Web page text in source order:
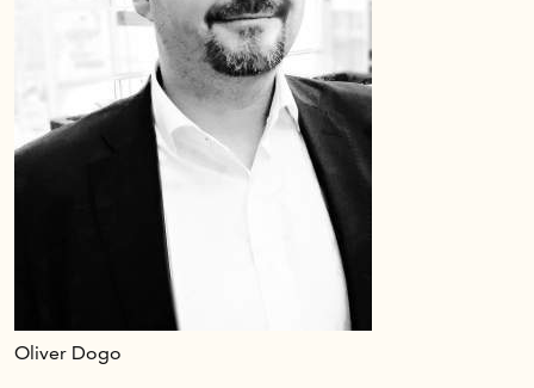
Oliver Dogo